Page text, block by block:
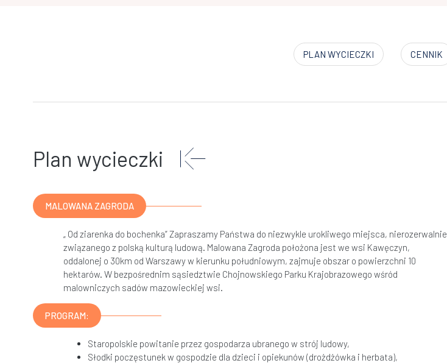
PLAN WYCIECZKI CENNIK
Plan wycieczki
MALOWANA ZAGRODA
„ Od ziarenka do bochenka” Zapraszamy Państwa do niezwykle urokliwego miejsca, nierozerwalnie
związanego z polską kulturą ludową. Malowana Zagroda położona jest we wsi Kawęczyn,
oddalonej o 30km od Warszawy w kierunku południowym, zajmuje obszar o powierzchni 10
hektarów. W bezpośrednim sąsiedztwie Chojnowskiego Parku Krajobrazowego wśród
malowniczych sadów mazowieckiej wsi.
PROGRAM:
Staropolskie powitanie przez gospodarza ubranego w strój ludowy,
Słodki poczęstunek w gospodzie dla dzieci i opiekunów (drożdżówka i herbata),